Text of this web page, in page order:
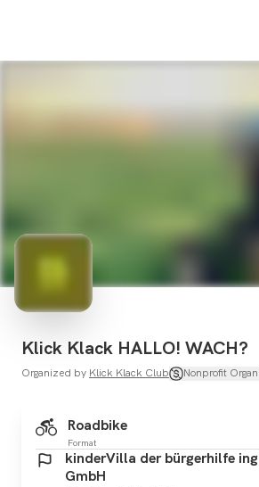
Klick Klack HALLO! WACH?
Organized by Klick Klack Club Nonprofit
Roadbike
Format
kinderVilla der bürgerhilfe
GmbH